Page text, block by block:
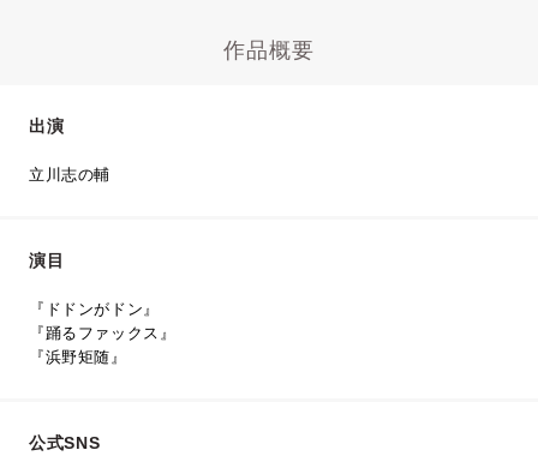
作品概要
出演
立川志の輔
演目
『ドドンがドン』
『踊るファックス』
『浜野矩随』
公式SNS